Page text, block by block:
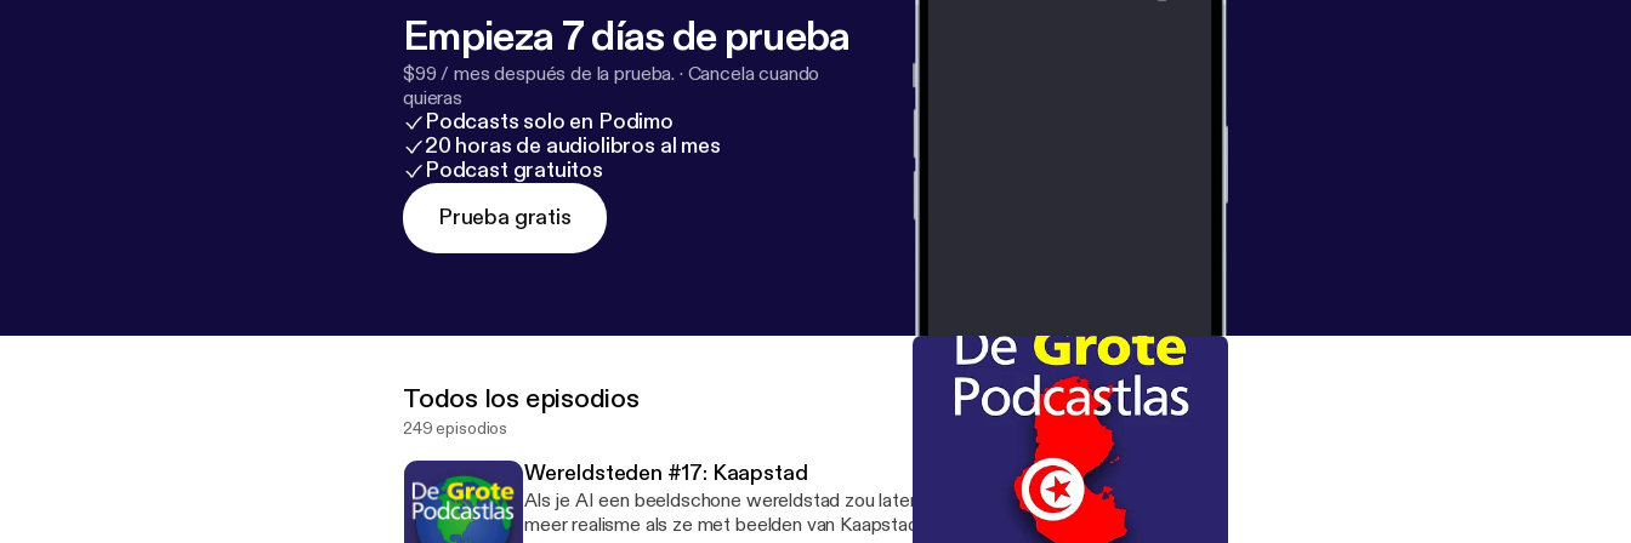
https://omnystudio.com/listener ] for privacy information.
Empieza 7 días de prueba
$99 / mes después de la prueba. · Cancela cuando
quieras
Podcasts solo en Podimo
20 horas de audiolibros al mes
Podcast gratuitos
Prueba gratis
Todos los episodios
249 episodios
Wereldsteden #17: Kaapstad
Als je AI een beeldschone wereldstad zou laten ontwerpen, zou je vragen om iets
meer realisme als ze met beelden van Kaapstad op de proppen zouden komen. Een